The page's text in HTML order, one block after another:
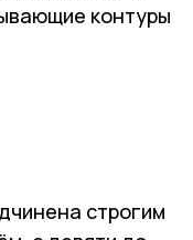
контуры
строгим